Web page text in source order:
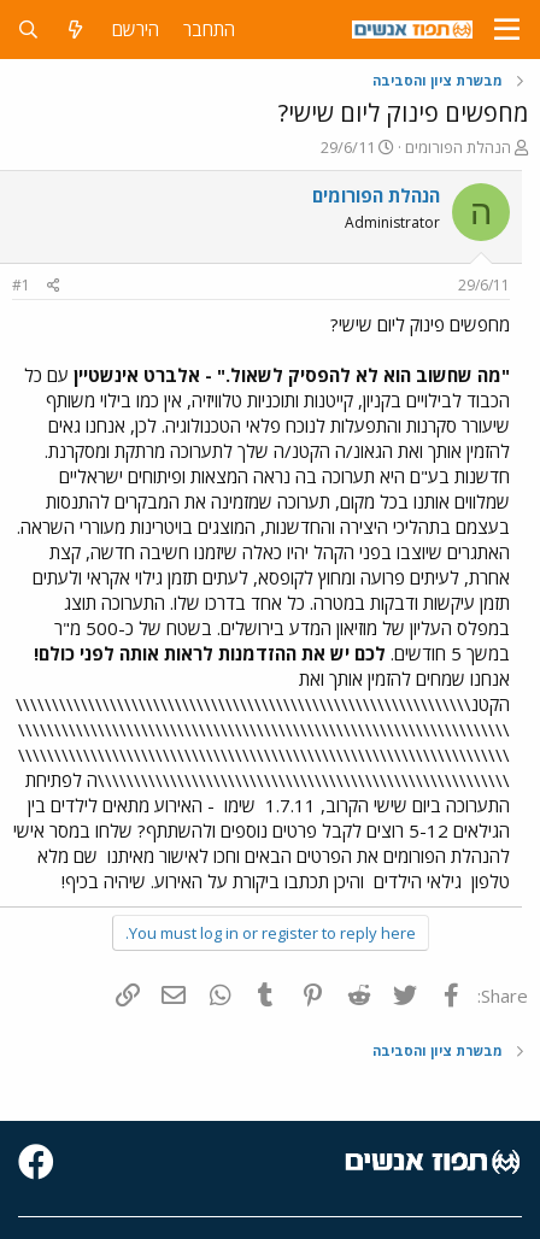
התחבר הירשם
מבשרת ציון והסביבה
מחפשים פינוק ליום שישי?
פ
ו
ת
ח
ה
ש
א
הנהלת הפורומים
פ
ו
ר
ם
ר
ך
29/6/11
ה הנהלת הפורומים
Administrator
29/6/11
#1
מחפשים פינוק ליום שישי?
"מה שחשוב הוא לא להפסיק לשאול." - אלברט אינשטיין עם כל
הכבוד לבילויים בקניון, קייטנות ותוכניות טלוויזיה, אין כמו בילוי משותף
שיעורר סקרנות והתפעלות לנוכח פלאי הטכנולוגיה. לכן, אנחנו גאים
להזמין אותך ואת הגאונ/ה הקטנ/ה שלך לתערוכה מרתקת ומסקרנת.
חדשנות בע"ם היא תערוכה בה נראה המצאות ופיתוחים ישראליים
שמלווים אותנו בכל מקום, תערוכה שמזמינה את המבקרים להתנסות
בעצמם בתהליכי היצירה והחדשנות, המוצגים בויטרינות מעוררי השראה.
האתגרים שיוצבו בפני הקהל יהיו כאלה שיזמנו חשיבה חדשה, קצת
אחרת, לעיתים פרועה ומחוץ לקופסא, לעתים תזמן גילוי אקראי ולעתים
תזמן עיקשות ודבקות במטרה. כל אחד בדרכו שלו. התערוכה תוצג
במפלס העליון של מוזיאון המדע בירושלים. בשטח של כ-500 מ"ר
במשך 5 חודשים.
לכם יש את ההזדמנות לראות אותה לפני כולם!
אנחנו שמחים להזמין אותך ואת
הקטנ\\\\\\\\\\\\\\\\\\\\\\\\\\\\\\\\\\\\\\\\\\\\\\\\\\\\\\\\\\\\\\\
\\\\\\\\\\\\\\\\\\\\\\\\\\\\\\\\\\\\\\\\\\\\\\\\\\\\\\\\\\\\\\\\\\\\
\\\\\\\\\\\\\\\\\\\\\\\\\\\\\\\\\\\\\\\\\\\\\\\\\\\\\\\\\\\\\\\\\\\\
\\\\\\\\\\\\\\\\\\\\\\\\\\\\\\\\\\\\\\\\\\\\\\\\\\\\\\\\\ה לפתיחת
התערוכה ביום שישי הקרוב, 1.7.11
שימו - האירוע מתאים לילדים בין
הגילאים 5-12 רוצים לקבל פרטים נוספים ולהשתתף? שלחו במסר אישי
להנהלת הפורומים את הפרטים הבאים וחכו לאישור מאיתנו שם מלא
טלפון גילאי הילדים והיכן תכתבו ביקורת על האירוע. שיהיה בכיף!
You must log in or register to reply here.
Share: פייסבוק Twitter
Reddit
Pinterest
Tumblr
WhatsAppדואר אלקטרוני
מבשרת ציון והסביבה